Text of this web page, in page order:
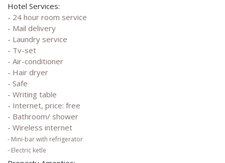
Hotel Services:
- 24 hour room service
- Mail delivery
- Laundry service
- Tv-set
- Air-conditioner
- Hair dryer
- Safe
- Writing table
- Internet, price: free
- Bathroom/ shower
- Wireless internet
- Mini-bar with refrigerator
- Electric ketle